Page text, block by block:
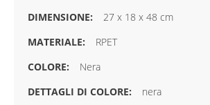
27 x 18 x 48 cm
RPET
Nera
nera